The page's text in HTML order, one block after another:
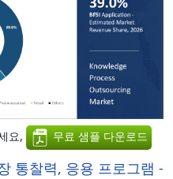
요, 무료 샘플 다운로드
통찰력, 응용 프로그램 -